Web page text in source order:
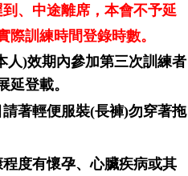
、中途離席 ，本會不予延
際訓練時間登錄時數。
人)效期內參加第三次訓練者
延登載。
著輕便服裝(長褲)勿穿著拖
度有懷孕、心臟疾病或其